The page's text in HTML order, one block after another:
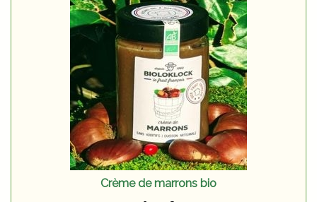
Crème de marrons bio